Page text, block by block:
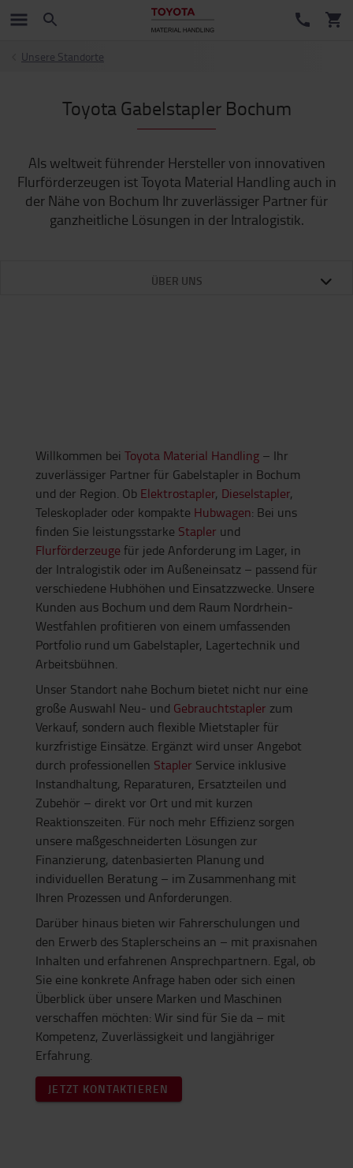
Unsere Standorte
Toyota Gabelstapler Bochum
Als weltweit führender Hersteller von innovativen
Flurförderzeugen ist Toyota Material Handling auch in
der Nähe von Bochum Ihr zuverlässiger Partner für
ganzheitliche Lösungen in der Intralogistik.
ÜBER UNS
Willkommen bei Toyota Material Handling – Ihr
zuverlässiger Partner für Gabelstapler in Bochum
und der Region. Ob Elektrostapler, Dieselstapler,
Teleskoplader oder kompakte Hubwagen: Bei uns
finden Sie leistungsstarke Stapler und
Flurförderzeuge für jede Anforderung im Lager, in
der Intralogistik oder im Außeneinsatz – passend für
verschiedene Hubhöhen und Einsatzzwecke. Unsere
Kunden aus Bochum und dem Raum Nordrhein-
Westfahlen profitieren von einem umfassenden
Portfolio rund um Gabelstapler, Lagertechnik und
Arbeitsbühnen.
Unser Standort nahe Bochum bietet nicht nur eine
große Auswahl Neu- und Gebrauchtstapler zum
Verkauf, sondern auch flexible Mietstapler für
kurzfristige Einsätze. Ergänzt wird unser Angebot
durch professionellen Stapler Service inklusive
Instandhaltung, Reparaturen, Ersatzteilen und
Zubehör – direkt vor Ort und mit kurzen
Reaktionszeiten. Für noch mehr Effizienz sorgen
unsere maßgeschneiderten Lösungen zur
Finanzierung, datenbasierten Planung und
individuellen Beratung – im Zusammenhang mit
Ihren Prozessen und Anforderungen.
Darüber hinaus bieten wir Fahrerschulungen und
den Erwerb des Staplerscheins an – mit praxisnahen
Inhalten und erfahrenen Ansprechpartnern. Egal, ob
Sie eine konkrete Anfrage haben oder sich einen
Überblick über unsere Marken und Maschinen
verschaffen möchten: Wir sind für Sie da – mit
Kompetenz, Zuverlässigkeit und langjähriger
Erfahrung.
JETZT KONTAKTIEREN